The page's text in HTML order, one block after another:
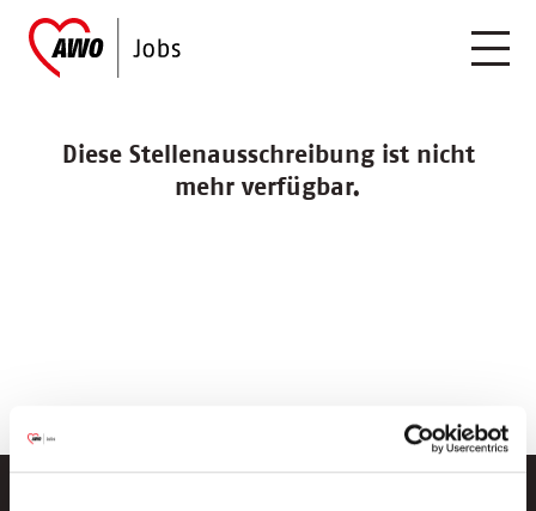
Diese Stellenausschreibung ist nicht
mehr verfügbar.